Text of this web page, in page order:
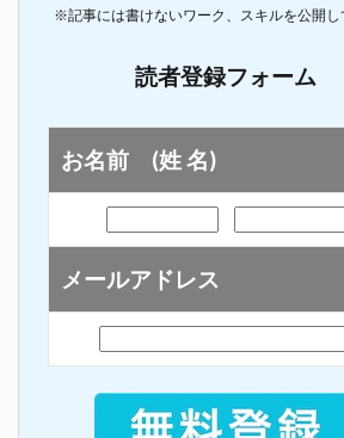
※記事には書けないワーク、スキルを公開し
読者登録フォーム
お名前 (姓 名)
メールアドレス